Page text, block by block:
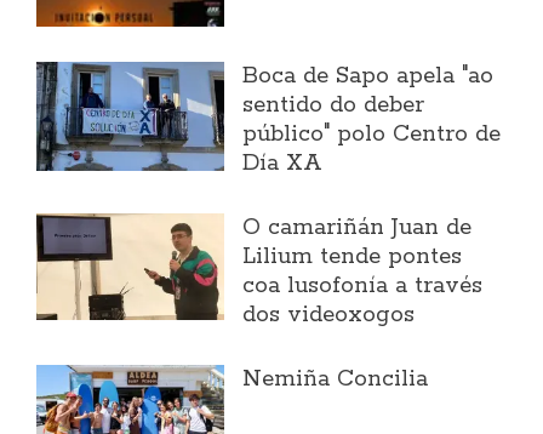
Boca de Sapo apela "ao
sentido do deber
público" polo Centro de
Día XA
O camariñán Juan de
Lilium tende pontes
coa lusofonía a través
dos videoxogos
Nemiña Concilia